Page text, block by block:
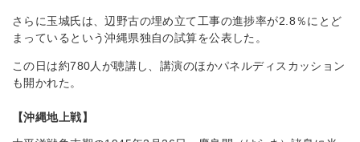
さらに玉城氏は、辺野古の埋め立て工事の進捗率が2.8％にとど
まっているという沖縄県独自の試算を公表した。
この日は約780人が聴講し、講演のほかパネルディスカッション
も開かれた。
【沖縄地上戦】